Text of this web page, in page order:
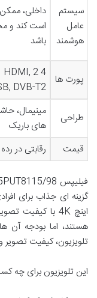
سیستم
عامل
هوشمند
داخلی، ممکن
است کند و
باشد
پورت ها
4 HDMI, 2
DVB-T2
طراحی
مینیمال،
های باریک
قیمت
رقابتی در
هستند، اما بودجه آن
تلویزیون، کیفیت
این تلویزیون برای چه